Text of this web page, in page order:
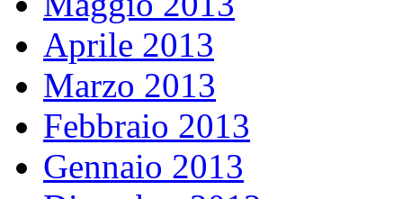
Aprile 2013
Marzo 2013
Febbraio 2013
Gennaio 2013